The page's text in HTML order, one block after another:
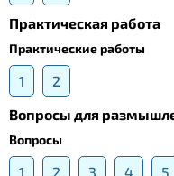
Практическая работа
Практические работы
1
2
Вопросы для
Вопросы
1 2 3 4 5